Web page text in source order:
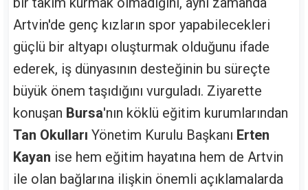
Artvin'de genç kızların spor yapabilecekleri
güçlü bir altyapı oluşturmak olduğunu ifade
ederek, iş dünyasının desteğinin bu süreçte
büyük önem taşıdığını vurguladı. Ziyarette
konuşan Bursa'nın köklü eğitim kurumlarından
Tan Okulları Yönetim Kurulu Başkanı Erten
Kayan ise hem eğitim hayatına hem de Artvin
ile olan bağlarına ilişkin önemli açıklamalarda